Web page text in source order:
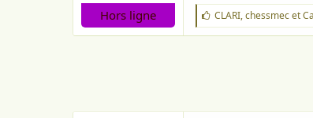
Hors ligne
J
'
a
CLARI,chessmecet